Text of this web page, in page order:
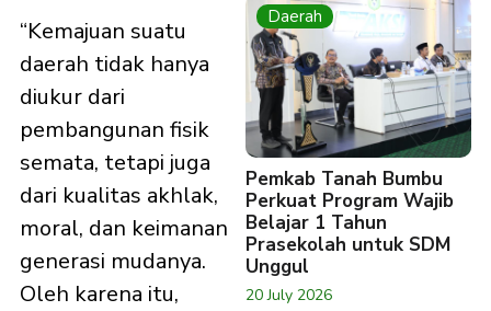
“Kemajuan suatu
daerah tidak hanya
diukur dari
pembangunan fisik
semata, tetapi juga
dari kualitas akhlak,
moral, dan keimanan
generasi mudanya.
Oleh karena itu,
Daerah
Pemkab Tanah Bumbu
Perkuat Program Wajib
Belajar 1 Tahun
Prasekolah untuk SDM
Unggul
20 July 2026